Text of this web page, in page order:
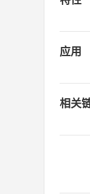
应用
相关